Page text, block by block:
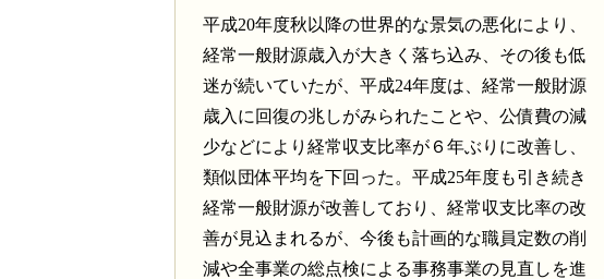
平成20年度秋以降の世界的な景気の悪化により、
経常一般財源歳入が大きく落ち込み、その後も低
迷が続いていたが、平成24年度は、経常一般財源
歳入に回復の兆しがみられたことや、公債費の減
少などにより経常収支比率が６年ぶりに改善し、
類似団体平均を下回った。平成25年度も引き続き
経常一般財源が改善しており、経常収支比率の改
善が見込まれるが、今後も計画的な職員定数の削
減や全事業の総点検による事務事業の見直しを進